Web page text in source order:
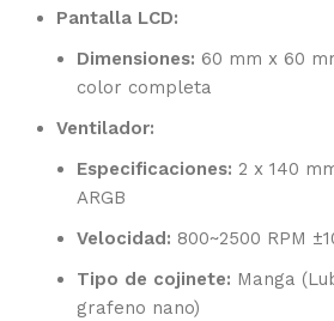
Pantalla LCD:
Dimensiones: 60 mm x 60
color completa
Ventilador:
Especificaciones: 2 x 140
ARGB
Velocidad: 800~2500 RPM
Tipo de cojinete: Manga
grafeno nano)